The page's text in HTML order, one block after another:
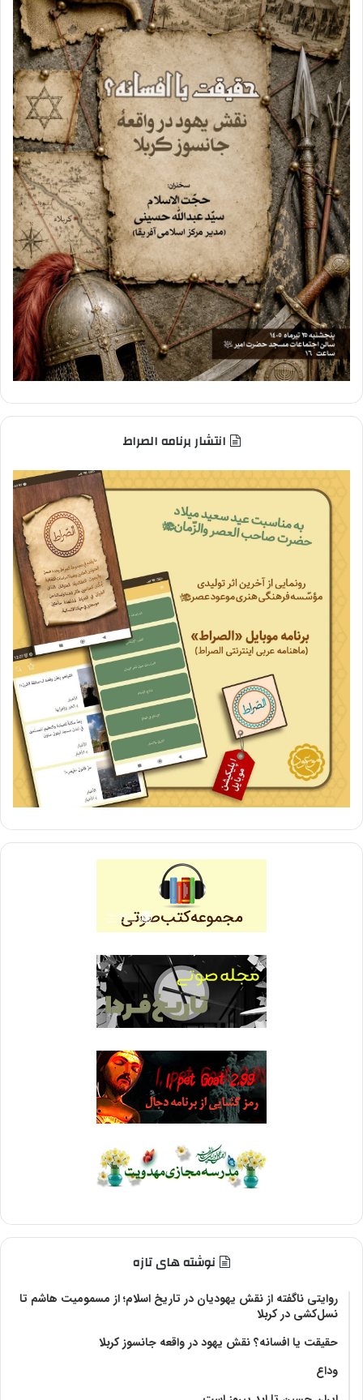
انتشار برنامه الصراط
نوشته های تازه
روایتی ناگفته از نقش یهودیان در تاریخ اسلام؛ از مسمومیت هاشم تا
نسل‌کشی در کربلا
حقیقت یا افسانه؟‌ نقش یهود در واقعه جانسوز کربلا
وداع